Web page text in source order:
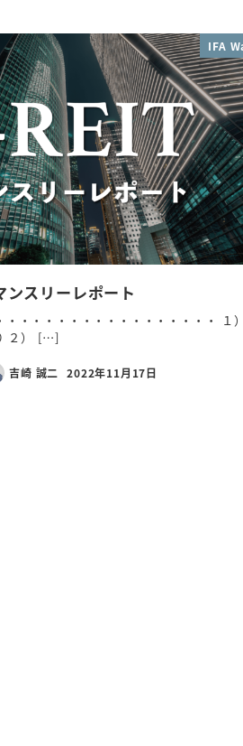
IFA
スリーレポート
・・・・・・・・・・・・・・・・ １
２） […]
吉崎 誠二 2022年11月17日